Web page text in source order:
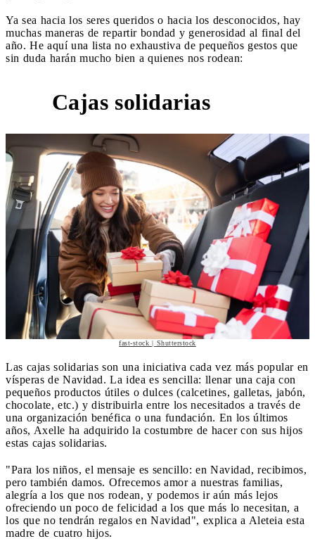
Ya sea hacia los seres queridos o hacia los desconocidos, hay
muchas maneras de repartir bondad y generosidad al final del
año. He aquí una lista no exhaustiva de pequeños gestos que
sin duda harán mucho bien a quienes nos rodean:
Cajas solidarias
fast-stock | Shutterstock
Las cajas solidarias son una iniciativa cada vez más popular en
vísperas de Navidad. La idea es sencilla: llenar una caja con
pequeños productos útiles o dulces (calcetines, galletas, jabón,
chocolate, etc.) y distribuirla entre los necesitados a través de
una organización benéfica o una fundación. En los últimos
años, Axelle ha adquirido la costumbre de hacer con sus hijos
estas cajas solidarias.
"Para los niños, el mensaje es sencillo: en Navidad, recibimos,
pero también damos. Ofrecemos amor a nuestras familias,
alegría a los que nos rodean, y podemos ir aún más lejos
ofreciendo un poco de felicidad a los que más lo necesitan, a
los que no tendrán regalos en Navidad", explica a Aleteia esta
madre de cuatro hijos.